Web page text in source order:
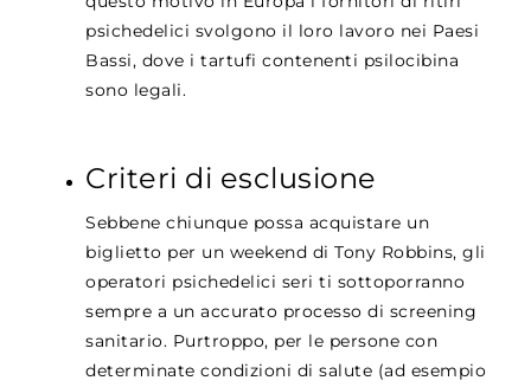
psichedelici svolgono il loro lavoro nei Paesi
Bassi, dove i tartufi contenenti psilocibina
sono legali.
Criteri di esclusione
Sebbene chiunque possa acquistare un
biglietto per un weekend di Tony Robbins, gli
operatori psichedelici seri ti sottoporranno
sempre a un accurato processo di screening
sanitario. Purtroppo, per le persone con
determinate condizioni di salute (ad esempio